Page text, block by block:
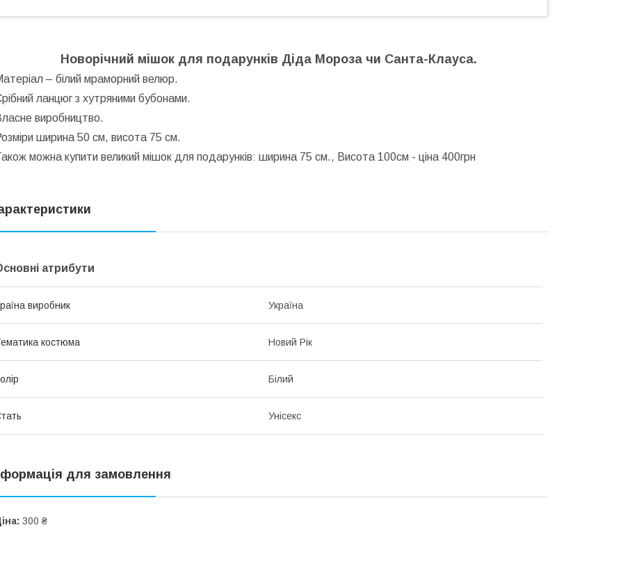
Новорічний мішок для подарунків Діда Мороза чи Санта-Клауса.
– білий мраморний велюр.
ланцюг з хутряними бубонами.
виробництво.
ширина 50 см, висота 75 см.
можна купити великий мішок для подарунків: ширина 75 см., Висота 100см - ціна 400грн
атрибути
виробник Україна
костюма Новий Рік
Білий
Унісекс
для замовлення
300 ₴